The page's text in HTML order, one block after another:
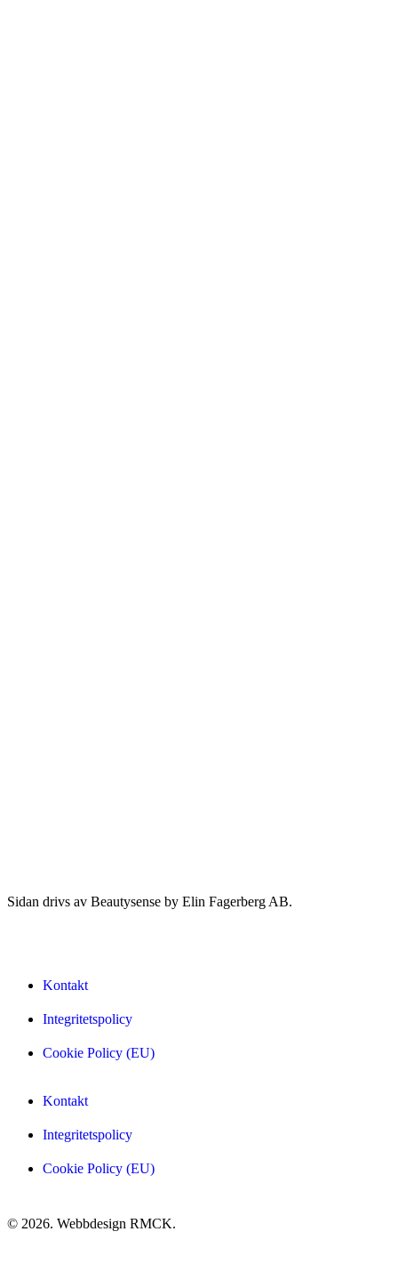
Sidan drivs av Beautysense by Elin Fagerberg AB.
Kontakt
Integritetspolicy
Cookie Policy (EU)
Kontakt
Integritetspolicy
Cookie Policy (EU)
© 2026. Webbdesign RMCK.